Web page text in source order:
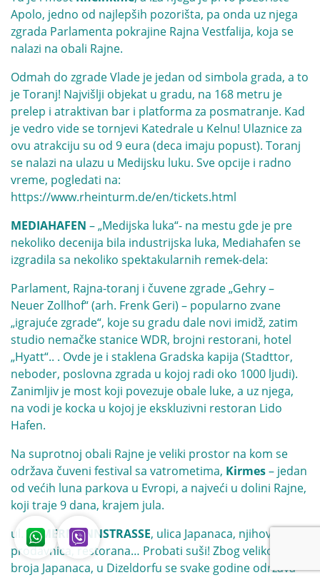
Apolo, jedno od najlepših pozorišta, pa onda uz njega
zgrada Parlamenta pokrajine Rajna Vestfalija, koja se
nalazi na obali Rajne.
Odmah do zgrade Vlade je jedan od simbola grada, a to
je Toranj! Najvišlji objekat u gradu, na 168 metru je
prelep i atraktivan bar i platforma za posmatranje. Kad
je vedro vide se tornjevi Katedrale u Kelnu! Ulaznice za
ovu atrakciju su od 9 eura (deca imaju popust). Toranj
se nalazi na ulazu u Medijsku luku. Sve opcije i radno
vreme, pogledati na:
https://www.rheinturm.de/en/tickets.html
MEDIAHAFEN – „Medijska luka“- na mestu gde je pre
nekoliko decenija bila industrijska luka, Mediahafen se
izgradila sa nekoliko spektakularnih remek-dela:
Parlament, Rajna-toranj i čuvene zgrade „Gehry –
Neuer Zollhof“ (arh. Frenk Geri) – popularno zvane
„igrajuće zgrade“, koje su gradu dale novi imidž, zatim
studio nemačke stanice WDR, brojni restorani, hotel
„Hyatt“.. . Ovde je i staklena Gradska kapija (Stadttor,
neboder, poslovna zgrada u kojoj radi oko 1000 ljudi).
Zanimljiv je most koji povezuje obale luke, a uz njega,
na vodi je kocka u kojoj je ekskluzivni restoran Lido
Hafen.
Na suprotnoj obali Rajne je veliki prostor na kom se
održava čuveni festival sa vatrometima, Kirmes– jedan
od većih luna parkova u Evropi, a najveći u dolini Rajne,
koji traje 9 dana, krajem jula.
ul. IMMERMANNSTRASSE, ulica Japanaca, njihovih
prodavnica, restorana… Probati suši! Zbog velikog
broja Japanaca, u Dizeldorfu se svake godine održava